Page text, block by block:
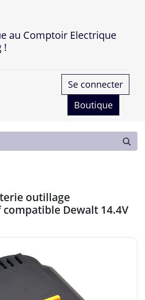
Comptoir Electrique
!
Se connecter
Boutique
outillage
Dewalt 14.4V